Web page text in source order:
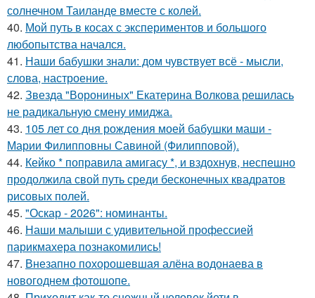
солнечном Таиланде вместе с колей.
40. Мой путь в косах с экспериментов и большого
любопытства начался.
41. Наши бабушки знали: дом чувствует всё - мысли,
слова, настроение.
42. Звезда "Ворониных" Екатерина Волкова решилась
не радикальную смену имиджа.
43. 105 лет со дня рождения моей бабушки маши -
Марии Филипповны Савиной (Филипповой).
44. Кейко * поправила амигасу *, и вздохнув, неспешно
продолжила свой путь среди бесконечных квадратов
рисовых полей.
45. "Оскар - 2026": номинанты.
46. Наши малыши с удивительной профессией
парикмахера познакомились!
47. Внезапно похорошевшая алёна водонаева в
новогоднем фотошопе.